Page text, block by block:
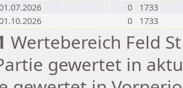
0
1733
0 1733
Wertebereich Feld
gewertet in